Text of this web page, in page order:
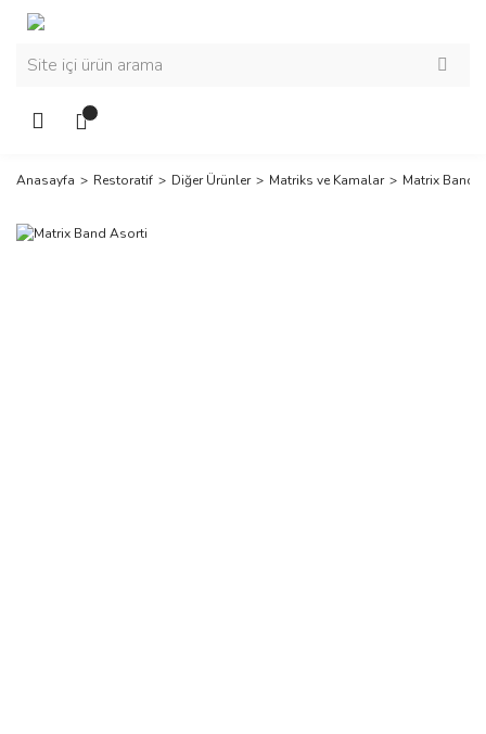
Anasayfa Restoratif Diğer Ürünler Matriks ve Kamalar Matrix Band